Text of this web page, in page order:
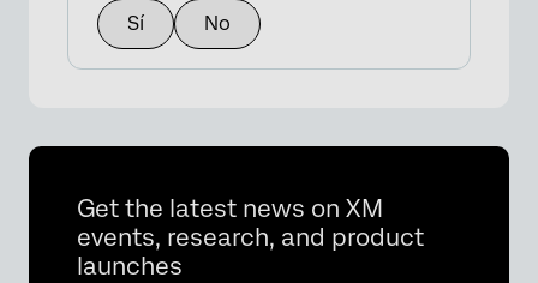
Sí
No
Get the latest news on XM
events, research, and product
launches